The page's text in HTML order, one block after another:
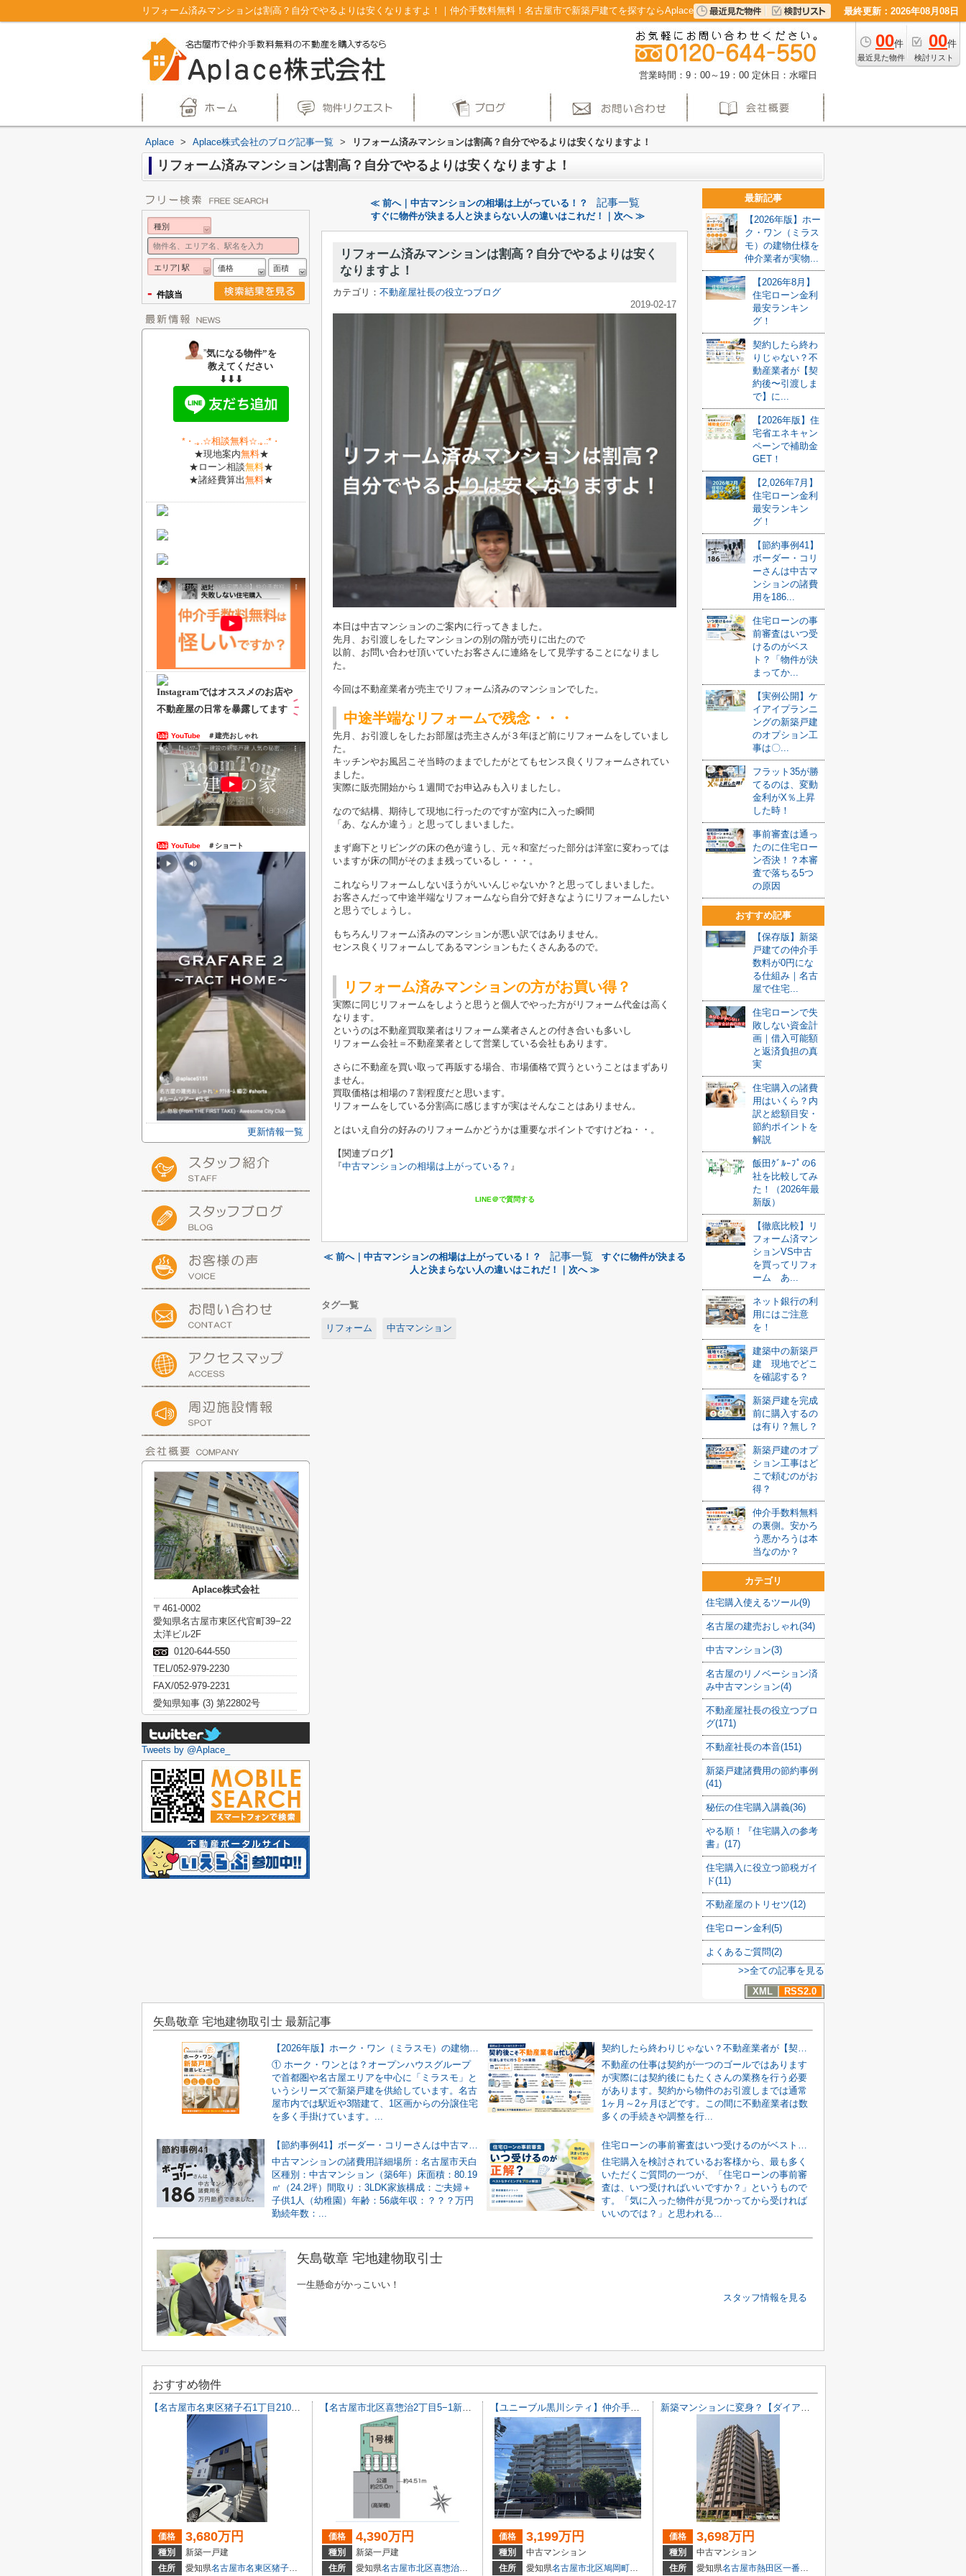
リフォーム済みマンションは割高？自分でやるよりは安くなりますよ！｜仲介手数料無料！名古屋市で新築戸建てを探すならAplace 最終更新：2026年08月08日
00件
最近見た物件
00件
検討リスト
営業時間：9：00～19：00 定休日：水曜日
Aplace > Aplace株式会社のブログ記事一覧 > リフォーム済みマンションは割高？自分でやるよりは安くなりますよ！
リフォーム済みマンションは割高？自分でやるよりは安くなりますよ！
≪ 前へ｜中古マンションの相場は上がっている！？ 記事一覧
すぐに物件が決まる人と決まらない人の違いはこれだ！｜次へ ≫
リフォーム済みマンションは割高？自分でやるよりは安く
なりますよ！
カテゴリ： 不動産屋社長の役立つブログ
2019-02-17
本日は中古マンションのご案内に行ってきました。
先月、お引渡しをしたマンションの別の階が売りに出たので
以前、お問い合わせ頂いていたお客さんに連絡をして見学することになりまし
た。
今回は不動産業者が売主でリフォーム済みのマンションでした。
中途半端なリフォームで残念・・・
先月、お引渡しをしたお部屋は売主さんが３年ほど前にリフォームをしていまし
た。
キッチンやお風呂こそ当時のままでしたがとてもセンス良くリフォームされてい
ました。
実際に販売開始から１週間でお申込みも入りましたし。
なので結構、期待して現地に行ったのですが室内に入った瞬間
「あ、なんか違う」と思ってしまいました。
まず廊下とリビングの床の色が違うし、元々和室だった部分は洋室に変わっては
いますが床の間がそのまま残っているし・・・。
これならリフォームしないほうがいいんじゃないか？と思ってしまいました。
お客さんだって中途半端なリフォームなら自分で好きなようにリフォームしたい
と思うでしょうし。
もちろんリフォーム済みのマンションが悪い訳ではありません。
センス良くリフォームしてあるマンションもたくさんあるので。
リフォーム済みマンションの方がお買い得？
実際に同じリフォームをしようと思うと個人でやった方がリフォーム代金は高く
なります。
というのは不動産買取業者はリフォーム業者さんとの付き合いも多いし
リフォーム会社＝不動産業者として営業している会社もあります。
さらに不動産を買い取って再販する場合、市場価格で買うということはまずあり
ません。
買取価格は相場の７割程度だと思います。
リフォームをしている分割高に感じますが実はそんなことはありません。
とはいえ自分の好みのリフォームかどうかは重要なポイントですけどね・・。
【関連ブログ】
『中古マンションの相場は上がっている？ 』
LINE＠で質問する
≪ 前へ｜中古マンションの相場は上がっている！？ 記事一覧
すぐに物件が決まる
人と決まらない人の違いはこれだ！｜次へ ≫
タグ一覧
リフォーム 中古マンション
最新記事
【2026年版】ホー
ク・ワン（ミラス
モ）の建物仕様を
仲介業者が実物...
【2026年8月】
住宅ローン金利
最安ランキン
グ！
契約したら終わ
りじゃない？不
動産業者が【契
約後〜引渡しま
で】に...
【2026年版】住
宅省エネキャン
ペーンで補助金
GET！
【2,026年7月】
住宅ローン金利
最安ランキン
グ！
【節約事例41】
ボーダー・コリ
ーさんは中古マ
ンションの諸費
用を186...
住宅ローンの事
前審査はいつ受
けるのがベス
ト？「物件が決
まってか...
【実例公開】ケ
イアイプランニ
ングの新築戸建
のオプション工
事は〇...
フラット35が勝
てるのは、変動
金利がX％上昇
した時！
事前審査は通っ
たのに住宅ロー
ン否決！？本審
査で落ちる5つ
の原因
おすすめ記事
【保存版】新築
戸建ての仲介手
数料が0円にな
る仕組み｜名古
屋で住宅...
住宅ローンで失
敗しない資金計
画｜借入可能額
と返済負担の真
実
住宅購入の諸費
用はいくら？内
訳と総額目安・
節約ポイントを
解説
飯田ｸﾞﾙｰﾌﾟの6
社を比較してみ
た！（2026年最
新版）
【徹底比較】リ
フォーム済マン
ションVS中古
を買ってリフォ
ーム あ...
ネット銀行の利
用にはご注意
を！
建築中の新築戸
建 現地でどこ
を確認する？
新築戸建を完成
前に購入するの
は有り？無し？
新築戸建のオプ
ション工事はど
こで頼むのがお
得？
仲介手数料無料
の裏側。安かろ
う悪かろうは本
当なのか？
カテゴリ
住宅購入使えるツール(9)
名古屋の建売おしゃれ(34)
中古マンション(3)
名古屋のリノベーション済
み中古マンション(4)
不動産屋社長の役立つブロ
グ(171)
不動産社長の本音(151)
新築戸建諸費用の節約事例
(41)
秘伝の住宅購入講義(36)
やる順！『住宅購入の参考
書』(17)
住宅購入に役立つ節税ガイ
ド(11)
不動産屋のトリセツ(12)
住宅ローン金利(5)
よくあるご質問(2)
>>全ての記事を見る
XML
RSS2.0
種別
エリア| 駅 価格 面積
- 件該当
”気になる物件”を
教えてください
⬇⬇⬇
*・ .｡.☆相談無料☆.｡.:*・
★現地案内無料★
★ローン相談無料★
★諸経費算出無料★
Instagramではオススメのお店や
不動産屋の日常を暴露してます
YouTube ＃建売おしゃれ
YouTube ＃ショート
更新情報一覧
Aplace株式会社
〒461-0002
愛知県名古屋市東区代官町39−22
太洋ビル2F
0120-644-550
TEL/052-979-2230
FAX/052-979-2231
愛知県知事 (3) 第22802号
Tweets by @Aplace_
矢島敬章 宅地建物取引士 最新記事
【2026年版】ホーク・ワン（ミラスモ）の建物仕様を仲介業者が実物写真で解説！
① ホーク・ワンとは？オープンハウスグループ
で首都圏や名古屋エリアを中心に「ミラスモ」と
いうシリーズで新築戸建を供給しています。名古
屋市内では駅近や3階建て、1区画からの分譲住宅
を多く手掛けています。...
契約したら終わりじゃない？不動産業者が【契約後〜引渡しまで】に行う裏側の仕事
不動産の仕事は契約が一つのゴールではあります
が実際には契約後にもたくさんの業務を行う必要
があります。契約から物件のお引渡しまでは通常
1ヶ月～2ヶ月ほどです。この間に不動産業者は数
多くの手続きや調整を行...
【節約事例41】ボーダー・コリーさんは中古マンションの諸費用を186万円安くできました！
中古マンションの諸費用詳細場所：名古屋市天白
区種別：中古マンション（築6年）床面積：80.19
㎡（24.2坪）間取り：3LDK家族構成：ご夫婦＋
子供1人（幼稚園）年齢：56歳年収：？？？万円
勤続年数：...
住宅ローンの事前審査はいつ受けるのがベスト？「物件が決まってから」では遅い理由を解説
住宅購入を検討されているお客様から、最も多く
いただくご質問の一つが、「住宅ローンの事前審
査は、いつ受ければいいですか？」というもので
す。「気に入った物件が見つかってから受ければ
いいのでは？」と思われる...
矢島敬章 宅地建物取引士
一生懸命がかっこいい！
スタッフ情報を見る
おすすめ物件
価格 3,680万円
種別
新築一戸建
住所
愛知県名古屋市名東区猪子石 １丁目2104
価格 4,390万円
種別
新築一戸建
住所
愛知県名古屋市北区喜惣治 ２丁目5-1
価格 3,199万円
種別
中古マンション
住所
愛知県名古屋市北区鳩岡町 １丁目7-18
価格 3,698万円
種別
中古マンション
住所
愛知県名古屋市熱田区一番